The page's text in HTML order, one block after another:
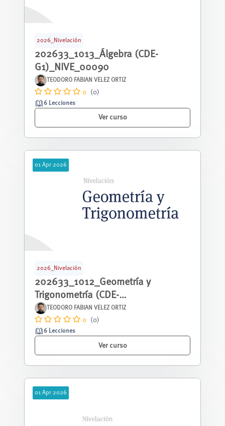
2026_Nivelación
202633_1013_Álgebra (CDE-
G1)_NIVE_00090
TEODORO FABIAN VELEZ ORTIZ
0 (0)
6 Lecciones
Ver curso
01 Apr 2026
2026_Nivelación
202633_1012_Geometría y
Trigonometría (CDE-
G1)_NIVE_00076
TEODORO FABIAN VELEZ ORTIZ
0 (0)
6 Lecciones
Ver curso
01 Apr 2026